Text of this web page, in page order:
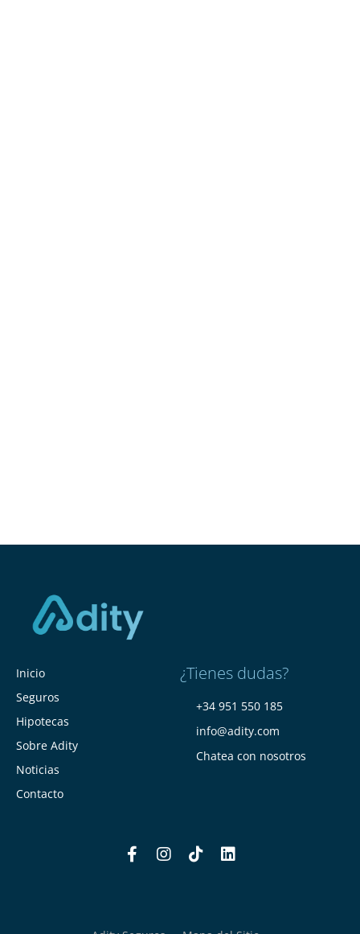
Inicio
Seguros
Hipotecas
Sobre Adity
Noticias
Contacto
¿Tienes dudas?
+34 951 550 185
info@adity.com
Chatea con nosotros